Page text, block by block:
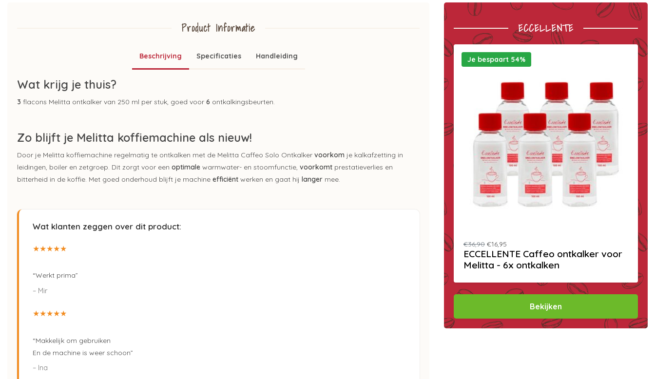
ECCELLENTE
Je bespaart 54%
€36,90 €16,95
ECCELLENTE Caffeo ontkalker voor
Melitta - 6x ontkalken
Bekijken
Product Informatie
Beschrijving Specificaties Handleiding
Wat krijg je thuis?
3 flacons Melitta ontkalker van 250 ml per stuk, goed voor 6 ontkalkingsbeurten.
Zo blijft je Melitta koffiemachine als nieuw!
Door je Melitta koffiemachine regelmatig te ontkalken met de Melitta Caffeo Solo Ontkalker voorkom je kalkafzetting in
leidingen, boiler en zetgroep. Dit zorgt voor een optimale warmwater- en stoomfunctie, voorkomt prestatieverlies en
bitterheid in de koffie. Met goed onderhoud blijft je machine efficiënt werken en gaat hij langer mee.
Wat klanten zeggen over dit product:
★★★★★
“Werkt prima”
– Mir
★★★★★
“Makkelijk om gebruiken
En de machine is weer schoon”
– Ina